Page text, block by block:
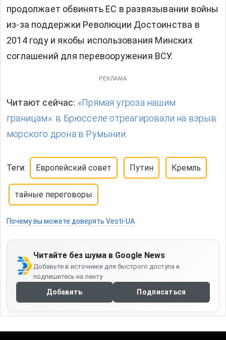
продолжает обвинять ЕС в развязывании войны
из-за поддержки Революции Достоинства в
2014 году и якобы использования Минских
соглашений для перевооружения ВСУ.
РЕКЛАМА
Читают сейчас: «Прямая угроза нашим
границам»: в Брюсселе отреагировали на взрыв
морского дрона в Румынии.
Теги: Европейский совет Путин Кремль
тайные переговоры
Почему вы можете доверять Vesti-UA
Читайте без шума в Google News
Добавьте в источники для быстрого доступа и
подпишитесь на ленту
Добавить Подписаться